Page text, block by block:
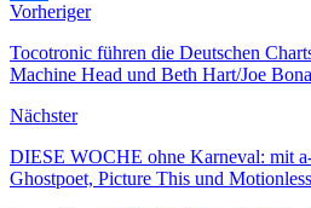
Teilen
Vorheriger
Tocotronic führen die Deutschen
Machine Head und Beth Hart/Joe
Nächster
DIESE WOCHE ohne Karneval: mit
Ghostpoet, Picture This und